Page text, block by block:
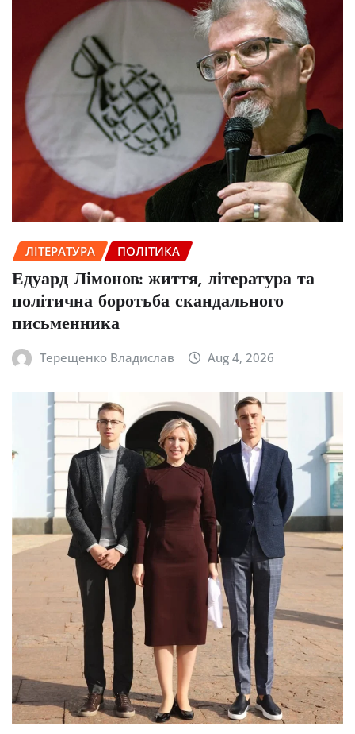
ЛІТЕРАТУРА ПОЛІТИКА
Едуард Лімонов: життя, література та
політична боротьба скандального
письменника
Терещенко Владислав Aug 4, 2026